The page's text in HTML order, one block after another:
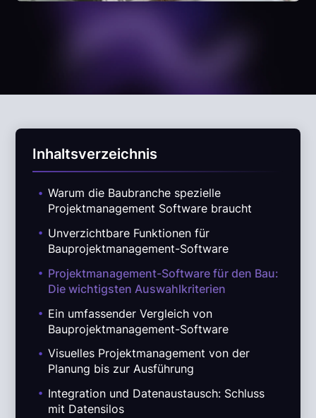
Inhaltsverzeichnis
. Warum die Baubranche spezielle
Projektmanagement Software braucht
. Unverzichtbare Funktionen für
Bauprojektmanagement-Software
. Projektmanagement-Software für den Bau:
Die wichtigsten Auswahlkriterien
. Ein umfassender Vergleich von
Bauprojektmanagement-Software
. Visuelles Projektmanagement von der
Planung bis zur Ausführung
. Integration und Datenaustausch: Schluss
mit Datensilos